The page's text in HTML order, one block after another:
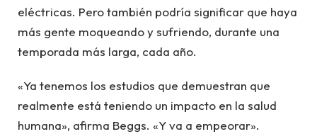
eléctricas. Pero también podría significar que haya
más gente moqueando y sufriendo, durante una
temporada más larga, cada año.
«Ya tenemos los estudios que demuestran que
realmente está teniendo un impacto en la salud
humana», afirma Beggs. «Y va a empeorar».